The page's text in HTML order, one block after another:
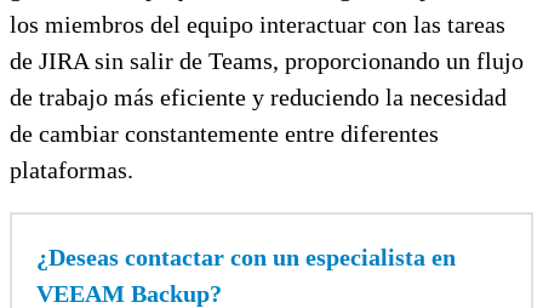
los miembros del equipo interactuar con las tareas
de JIRA sin salir de Teams, proporcionando un flujo
de trabajo más eficiente y reduciendo la necesidad
de cambiar constantemente entre diferentes
plataformas.
¿Deseas contactar con un especialista en
VEEAM Backup?